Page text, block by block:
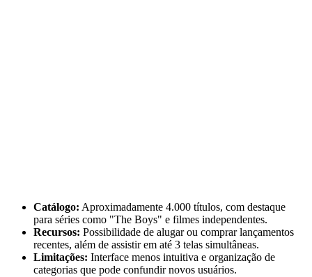
Catálogo: Aproximadamente 4.000 títulos, com destaque
para séries como "The Boys" e filmes independentes.
Recursos: Possibilidade de alugar ou comprar lançamentos
recentes, além de assistir em até 3 telas simultâneas.
Limitações: Interface menos intuitiva e organização de
categorias que pode confundir novos usuários.